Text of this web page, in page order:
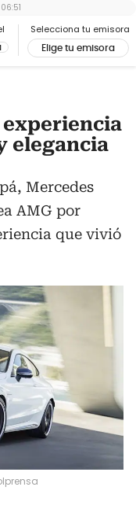
Selecciona tu emisora
Elige tu emisora
06:51
experiencia
elegancia
Mercedes
AMG por
que vivió